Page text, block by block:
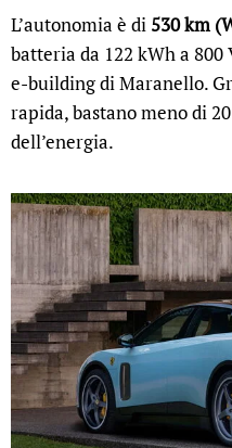
L’autonomia è di 530 km
batteria da 122 kWh a
e-building di Maranello.
rapida, bastano meno di
dell’energia.